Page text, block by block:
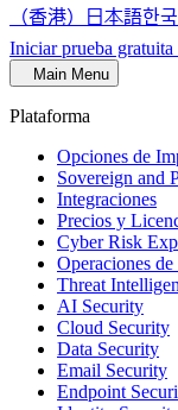
（香港） 日本語한
Iniciar prueba gratuita
Main Menu
Plataforma
Opciones de
Sovereign and
Integraciones
Precios y
Cyber Risk
Operaciones
Threat
AI Security
Cloud Security
Data Security
Email Security
Endpoint